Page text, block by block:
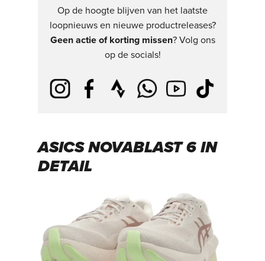
Op de hoogte blijven van het laatste
loopnieuws en nieuwe productreleases?
Geen actie of korting missen? Volg ons
op de socials!
ASICS NOVABLAST 6 IN
DETAIL